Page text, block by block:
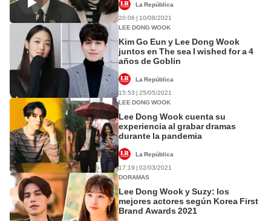
La República
20:06 | 10/08/2021
LEE DONG WOOK
Kim Go Eun y Lee Dong Wook
juntos en The sea I wished for a 4
años de Goblin
La República
15:53 | 25/05/2021
LEE DONG WOOK
Lee Dong Wook cuenta su
experiencia al grabar dramas
durante la pandemia
La República
17:19 | 02/03/2021
DORAMAS
Lee Dong Wook y Suzy: los
mejores actores según Korea First
Brand Awards 2021